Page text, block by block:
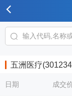
五洲医疗
日期 成交